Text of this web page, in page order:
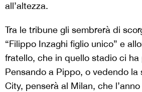
all’altezza.
Tra le tribune gli sembrerà di
“Filippo Inzaghi figlio unico” e
fratello, che in quello stadio ci ha
Pensando a Pippo, o vedendo la
City, penserà al Milan, che